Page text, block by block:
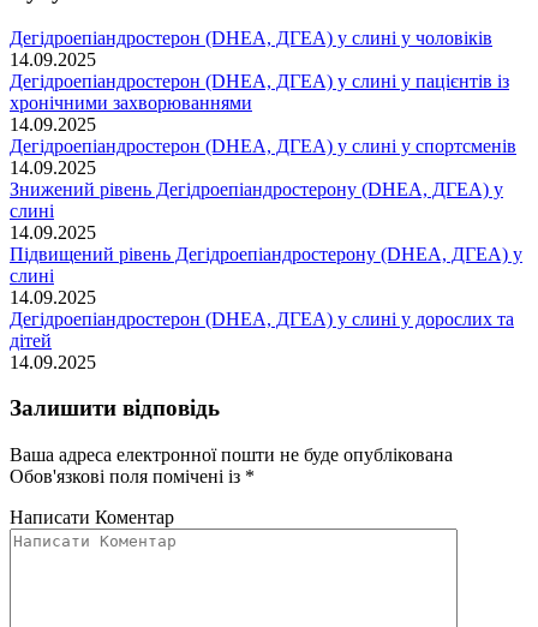
Дегідроепіандростерон (DHEA, ДГЕА) у слині у чоловіків
14.09.2025
Дегідроепіандростерон (DHEA, ДГЕА) у слині у пацієнтів із
хронічними захворюваннями
14.09.2025
Дегідроепіандростерон (DHEA, ДГЕА) у слині у спортсменів
14.09.2025
Знижений рівень Дегідроепіандростерону (DHEA, ДГЕА) у
слині
14.09.2025
Підвищений рівень Дегідроепіандростерону (DHEA, ДГЕА) у
слині
14.09.2025
Дегідроепіандростерон (DHEA, ДГЕА) у слині у дорослих та
дітей
14.09.2025
Залишити відповідь
Ваша адреса електронної пошти не буде опублікована
Обов'язкові поля помічені із *
Написати Коментар